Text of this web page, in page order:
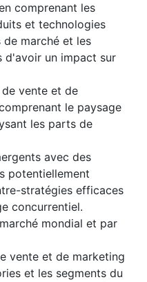
comprenant les
et technologies
de marché et les
d'avoir un impact sur
vente et de
le paysage
les parts de
avec des
potentiellement
stratégies efficaces
concurrentiel.
mondial et par
vente et de marketing
et les segments du